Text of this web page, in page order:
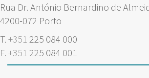
Rua Dr. António Bernardino de
4200-072 Porto
T. +351 225 084 000
F. +351 225 084 001